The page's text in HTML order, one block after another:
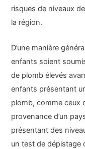
risques de niveaux
la région.
D’une manière
enfants soient
de plomb élevés
enfants présentant
plomb, comme ceux
provenance d’un
présentant des
un test de dépistage